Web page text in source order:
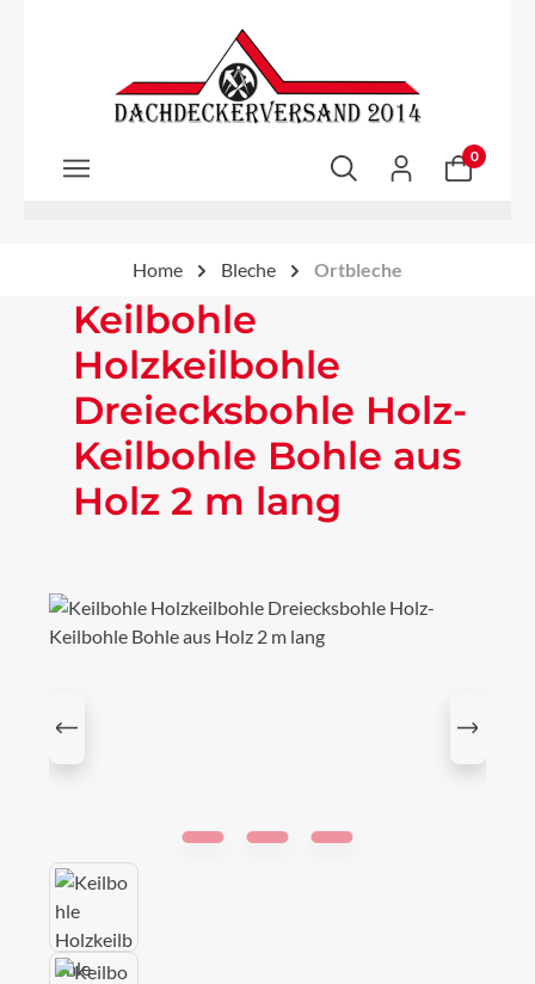
Zum Hauptinhalt springen
0
Home Bleche Ortbleche
Keilbohle
Holzkeilbohle
Dreiecksbohle Holz-
Keilbohle Bohle aus
Holz 2 m lang
Bildergalerie überspringen